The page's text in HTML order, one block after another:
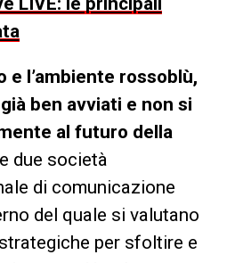
e l’ambiente rossoblù,
ben avviati e non si
al futuro della
due società
di comunicazione
del quale si valutano
per sfoltire e